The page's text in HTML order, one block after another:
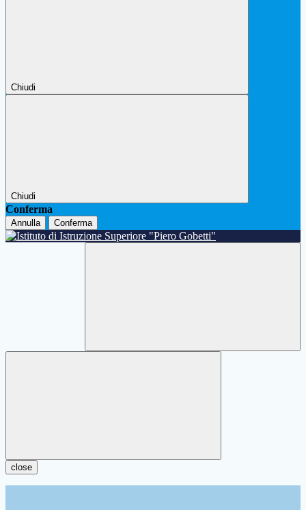
Chiudi
Chiudi
Conferma
Annulla Conferma
close